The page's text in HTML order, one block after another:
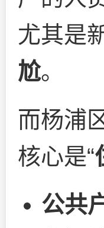
尤其是
尬。
而杨浦
核心是“
公共